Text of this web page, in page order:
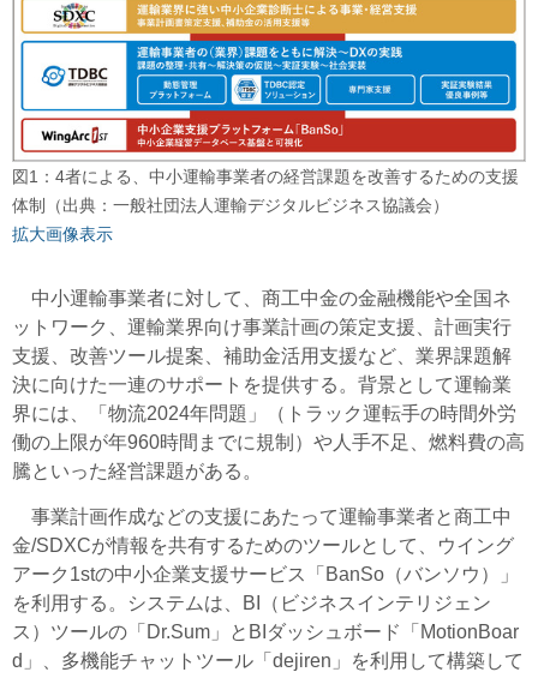
図1：4者による、中小運輸事業者の経営課題を改善するための支援
体制（出典：一般社団法人運輸デジタルビジネス協議会）
拡大画像表示
中小運輸事業者に対して、商工中金の金融機能や全国ネ
ットワーク、運輸業界向け事業計画の策定支援、計画実行
支援、改善ツール提案、補助金活用支援など、業界課題解
決に向けた一連のサポートを提供する。背景として運輸業
界には、「物流2024年問題」（トラック運転手の時間外労
働の上限が年960時間までに規制）や人手不足、燃料費の高
騰といった経営課題がある。
事業計画作成などの支援にあたって運輸事業者と商工中
金/SDXCが情報を共有するためのツールとして、ウイング
アーク1stの中小企業支援サービス「BanSo（バンソウ）」
を利用する。システムは、BI（ビジネスインテリジェン
ス）ツールの「Dr.Sum」とBIダッシュボード「MotionBoar
d」、多機能チャットツール「dejiren」を利用して構築して